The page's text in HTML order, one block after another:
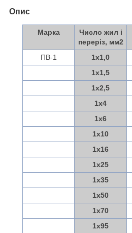
Опис
Марка
Число жил і
переріз, мм2
ПВ-1 1х1,0
1х1,5
1х2,5
1х4
1х6
1х10
1х16
1х25
1х35
1х50
1х70
1х95